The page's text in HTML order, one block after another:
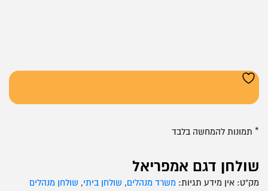
שולחן דגם אמפריאל
מק"ט: אין מידע תגיות: משרד מנהלים, שולחן ביתי, שולחן מנהלים
* תמונות להמחשה בלבד